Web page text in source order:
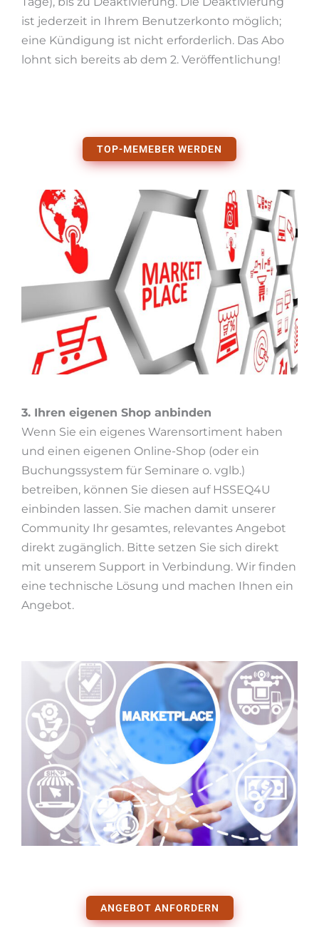
ist jederzeit in Ihrem Benutzerkonto möglich;
eine Kündigung ist nicht erforderlich. Das Abo
lohnt sich bereits ab dem 2. Veröffentlichung!
TOP-MEMEBER WERDEN
3. Ihren eigenen Shop anbinden
Wenn Sie ein eigenes Warensortiment haben
und einen eigenen Online-Shop (oder ein
Buchungssystem für Seminare o. vglb.)
betreiben, können Sie diesen auf HSSEQ4U
einbinden lassen. Sie machen damit unserer
Community Ihr gesamtes, relevantes Angebot
direkt zugänglich. Bitte setzen Sie sich direkt
mit unserem Support in Verbindung. Wir finden
eine technische Lösung und machen Ihnen ein
Angebot.
ANGEBOT ANFORDERN